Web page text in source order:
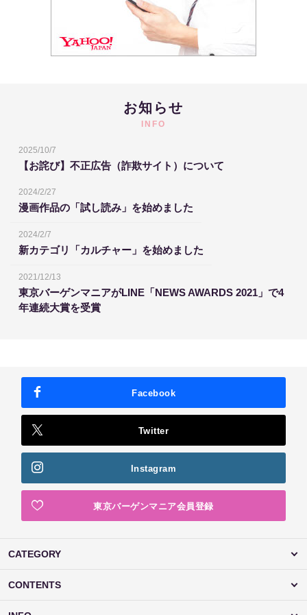
お知らせ
INFO
2025/10/7
【お詫び】不正広告（詐欺サイト）について
2024/2/27
漫画作品の「試し読み」を始めました
2024/2/7
新カテゴリ「カルチャー」を始めました
2021/12/13
東京バーゲンマニアがLINE「NEWS AWARDS 2021」で4
年連続大賞を受賞
Facebook
Twitter
Instagram
東京バーゲンマニア会員登録
CATEGORY
CONTENTS